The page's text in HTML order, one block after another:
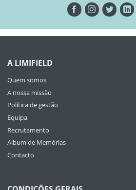
A LIMIFIELD
Quem somos
A nossa missão
Política de gestão
Equipa
Recrutamento
Album de Memórias
Contacto